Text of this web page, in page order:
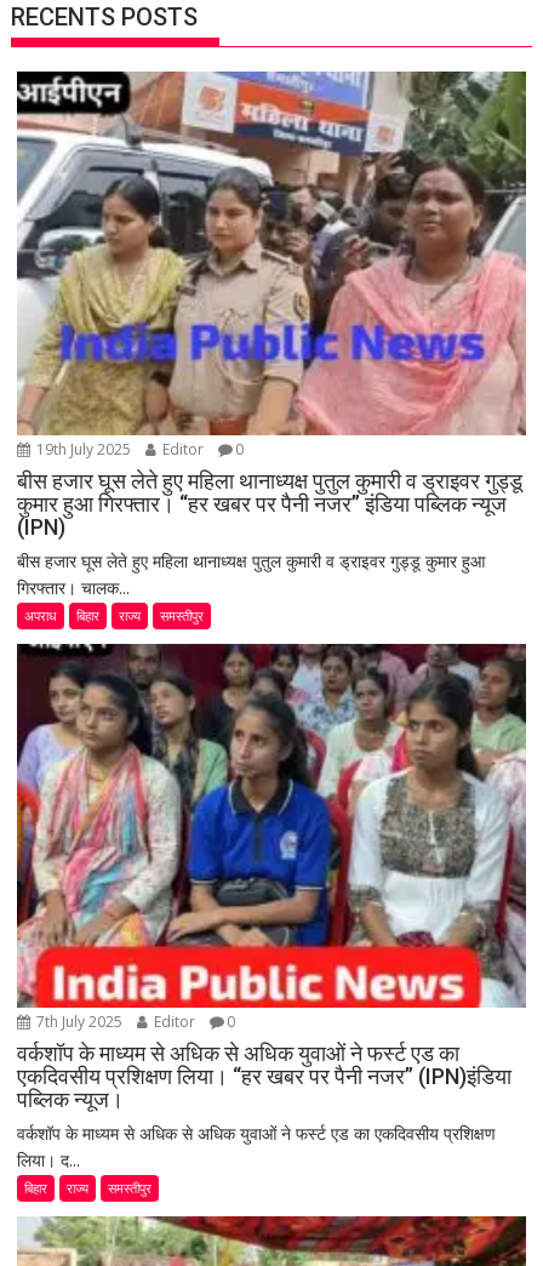
RECENTS POSTS
19th July 2025 Editor 0
बीस हजार घूस लेते हुए महिला थानाध्यक्ष पुतुल कुमारी व ड्राइवर गुड्डू
कुमार हुआ गिरफ्तार। “हर खबर पर पैनी नजर” इंडिया पब्लिक न्यूज
(IPN)
बीस हजार घूस लेते हुए महिला थानाध्यक्ष पुतुल कुमारी व ड्राइवर गुड्डू कुमार हुआ
गिरफ्तार। चालक...
अपराध बिहार राज्य समस्तीपुर
7th July 2025 Editor 0
वर्कशॉप के माध्यम से अधिक से अधिक युवाओं ने फर्स्ट एड का
एकदिवसीय प्रशिक्षण लिया। “हर खबर पर पैनी नजर” (IPN)इंडिया
पब्लिक न्यूज।
वर्कशॉप के माध्यम से अधिक से अधिक युवाओं ने फर्स्ट एड का एकदिवसीय प्रशिक्षण
लिया। द...
बिहार राज्य समस्तीपुर